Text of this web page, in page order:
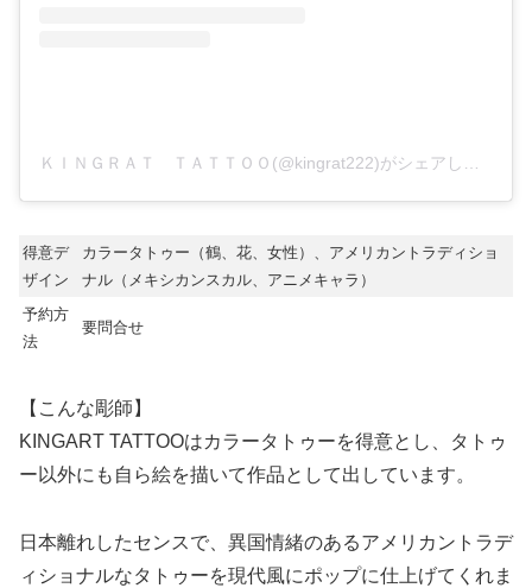
得意デ
ザイン
カラータトゥー（鶴、花、女性）、アメリカントラディショ
ナル（メキシカンスカル、アニメキャラ）
予約方
法
要問合せ
【こんな彫師】
KINGART TATTOOはカラータトゥーを得意とし、タトゥ
ー以外にも自ら絵を描いて作品として出しています。
日本離れしたセンスで、異国情緒のあるアメリカントラデ
ィショナルなタトゥーを現代風にポップに仕上げてくれま